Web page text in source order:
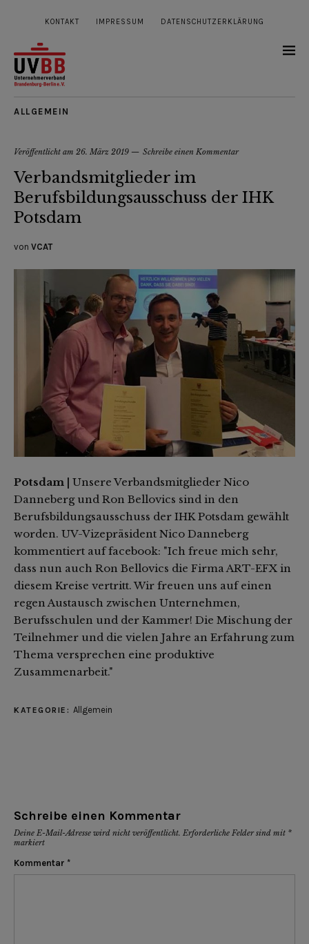
KONTAKT IMPRESSUM DATENSCHUTZERKLÄRUNG
ALLGEMEIN
Veröffentlicht am 26. März 2019 Schreibe einen Kommentar
Verbandsmitglieder im
Berufsbildungsausschuss der IHK
Potsdam
von VCAT
Potsdam |
Unsere Verbandsmitglieder Nico
Danneberg und Ron Bellovics sind in den
Berufsbildungsausschuss der IHK Potsdam gewählt
worden. UV-Vizepräsident Nico Danneberg
kommentiert auf facebook: "Ich freue mich sehr,
dass nun auch Ron Bellovics die Firma ART-EFX in
diesem Kreise vertritt. Wir freuen uns auf einen
regen Austausch zwischen Unternehmen,
Berufsschulen und der Kammer! Die Mischung der
Teilnehmer und die vielen Jahre an Erfahrung zum
Thema versprechen eine produktive
Zusammenarbeit."
KATEGORIE: Allgemein
Schreibe einen Kommentar
Deine E-Mail-Adresse wird nicht veröffentlicht. Erforderliche Felder sind mit *
markiert
Kommentar *